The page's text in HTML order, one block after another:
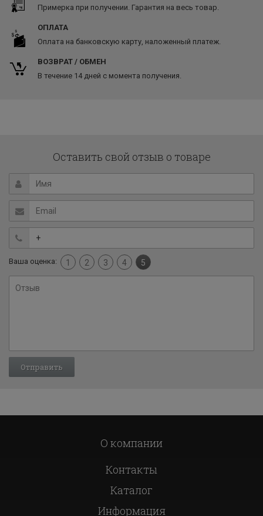
Примерка при получении. Гарантия на весь товар.
ОПЛАТА
Оплата на банковскую карту, наложенный платеж.
ВОЗВРАТ / ОБМЕН
В течение 14 дней с момента получения.
Оставить свой отзыв о товаре
Ваша оценка: 1 2 3 4 5
О компании
Контакты
Каталог
Информация